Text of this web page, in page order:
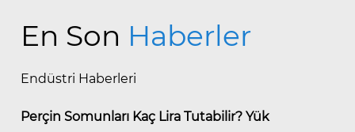
En Son Haberler
Endüstri Haberleri
Perçin Somunları Kaç Lira Tutabilir? Yük